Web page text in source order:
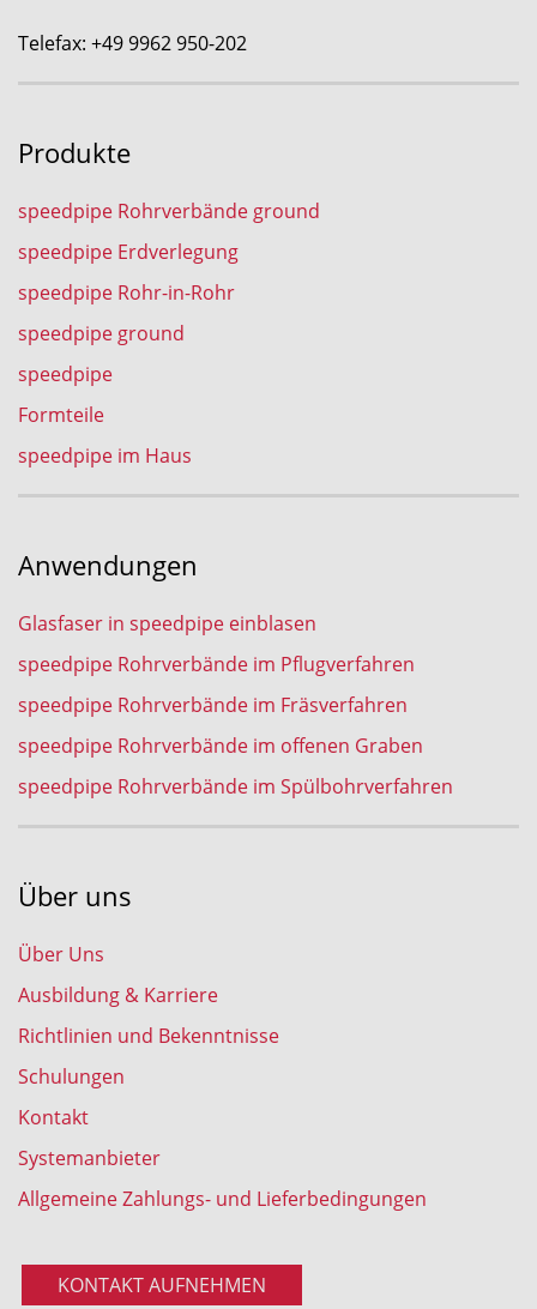
Telefax: +49 9962 950-202
Produkte
speedpipe Rohrverbände ground
speedpipe Erdverlegung
speedpipe Rohr-in-Rohr
speedpipe ground
speedpipe
Formteile
speedpipe im Haus
Anwendungen
Glasfaser in speedpipe einblasen
speedpipe Rohrverbände im Pflugverfahren
speedpipe Rohrverbände im Fräsverfahren
speedpipe Rohrverbände im offenen Graben
speedpipe Rohrverbände im Spülbohrverfahren
Über uns
Über Uns
Ausbildung & Karriere
Richtlinien und Bekenntnisse
Schulungen
Kontakt
Systemanbieter
Allgemeine Zahlungs- und Lieferbedingungen
KONTAKT AUFNEHMEN